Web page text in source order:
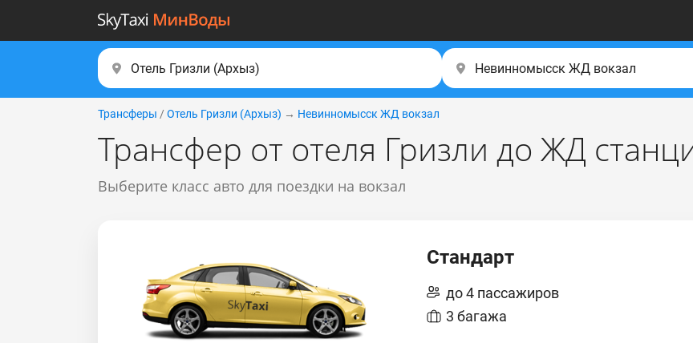
Трансферы / Отель Гризли (Apxыз) → Невинномысск ЖД вокзал
Трансфер от отеля Гризли до ЖД
Выберите класс авто для поездки на вокзал
Стандарт
до 4 пассажиров
3 багажа